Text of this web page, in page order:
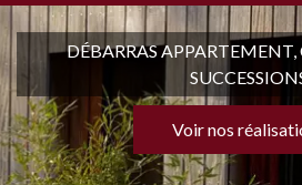
DÉBARRAS APPARTEMENT,
Voir nos